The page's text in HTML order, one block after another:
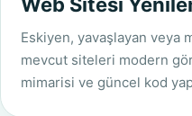
Eskiyen, yavaşlayan veya
mevcut siteleri modern
mimarisi ve güncel kod